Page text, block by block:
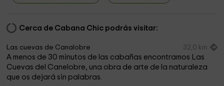
Cerca de Cabana Chic podrás visitar:
Las cuevas de Canalobre 32,0 km
A menos de 30 minutos de las cabañas encontramos Las
Cuevas del Canelobre, una obra de arte de la naturaleza
que os dejará sin palabras.